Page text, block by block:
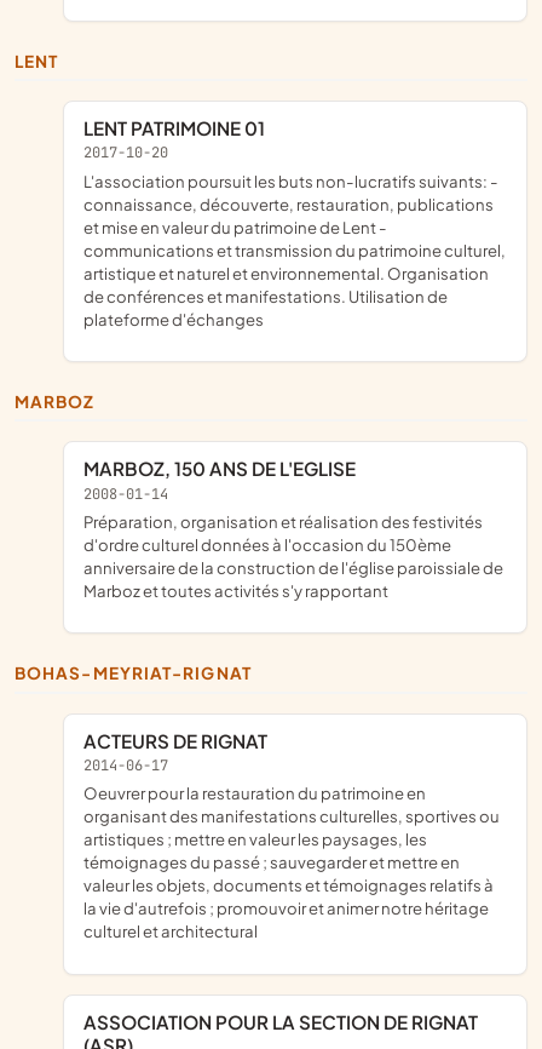
LENT
LENT PATRIMOINE 01
2017-10-20
l'association poursuit les buts non-lucratifs suivants: -
connaissance, découverte, restauration, publications
et mise en valeur du patrimoine de Lent -
communications et transmission du patrimoine culturel,
artistique et naturel et environnemental. Organisation
de conférences et manifestations. Utilisation de
plateforme d'échanges
MARBOZ
MARBOZ, 150 ANS DE L'EGLISE
2008-01-14
préparation, organisation et réalisation des festivités
d'ordre culturel données à l'occasion du 150ème
anniversaire de la construction de l'église paroissiale de
Marboz et toutes activités s'y rapportant
BOHAS-MEYRIAT-RIGNAT
ACTEURS DE RIGNAT
2014-06-17
oeuvrer pour la restauration du patrimoine en
organisant des manifestations culturelles, sportives ou
artistiques ; mettre en valeur les paysages, les
témoignages du passé ; sauvegarder et mettre en
valeur les objets, documents et témoignages relatifs à
la vie d'autrefois ; promouvoir et animer notre héritage
culturel et architectural
ASSOCIATION POUR LA SECTION DE RIGNAT
(ASR)